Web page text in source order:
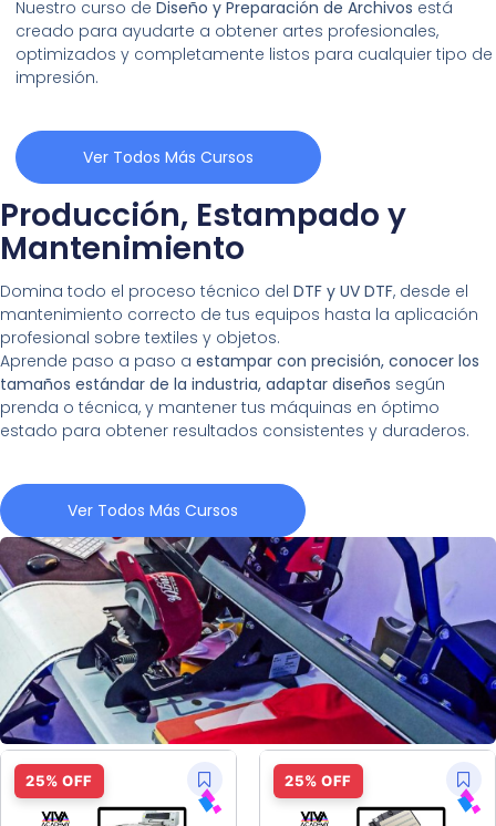
Nuestro curso de Diseño y Preparación de Archivos está
creado para ayudarte a obtener artes profesionales,
optimizados y completamente listos para cualquier tipo de
impresión.
Ver Todos Más Cursos
Producción, Estampado y
Mantenimiento
Domina todo el proceso técnico del DTF y UV DTF, desde el
mantenimiento correcto de tus equipos hasta la aplicación
profesional sobre textiles y objetos.
Aprende paso a paso a estampar con precisión, conocer los
tamaños estándar de la industria, adaptar diseños según
prenda o técnica, y mantener tus máquinas en óptimo
estado para obtener resultados consistentes y duraderos.
Ver Todos Más Cursos